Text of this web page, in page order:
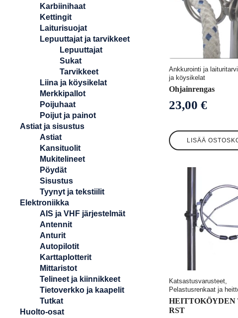
Karbiinihaat
Kettingit
Laiturisuojat
Lepuuttajat ja tarvikkeet
Lepuuttajat
Sukat
Tarvikkeet
Liina ja köysikelat
Merkkipallot
Poijuhaat
Poijut ja painot
Astiat ja sisustus
Astiat
Kansituolit
Mukitelineet
Pöydät
Sisustus
Tyynyt ja tekstiilit
Elektroniikka
AIS ja VHF järjestelmät
Antennit
Anturit
Autopilotit
Karttaplotterit
Mittaristot
Telineet ja kiinnikkeet
Tietoverkko ja kaapelit
Tutkat
Huolto-osat
Ankkurointi ja
ja köysikelat
Ohjainrengas
23,00 €
LISÄÄ
Katsastusvarusteet,
Pelastusrenkaat ja
HEITTOKÖYDEN
RST